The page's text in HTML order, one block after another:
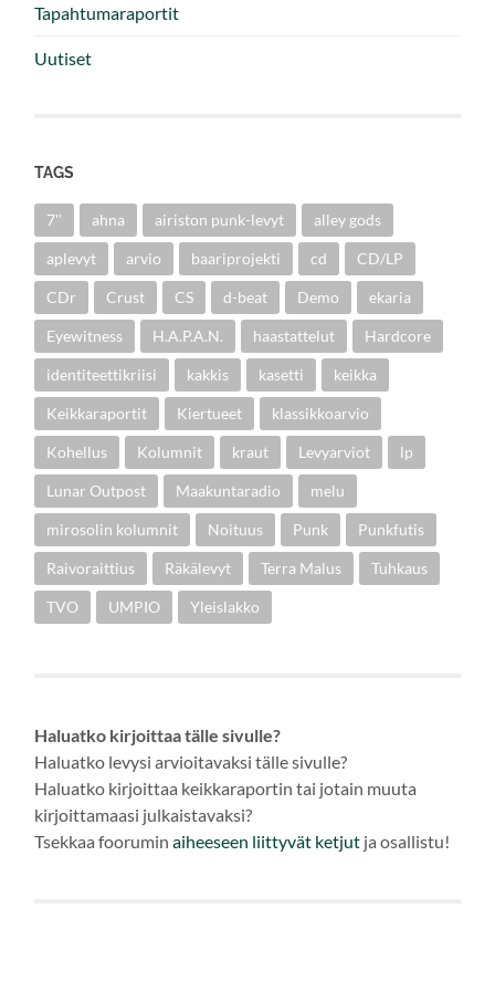
Tapahtumaraportit
Uutiset
TAGS
7'' ahna airiston punk-levyt alley gods
aplevyt arvio baariprojekti cd CD/LP
CDr Crust CS d-beat Demo ekaria
Eyewitness H.A.P.A.N. haastattelut Hardcore
identiteettikriisi kakkis kasetti keikka
Keikkaraportit Kiertueet klassikkoarvio
Kohellus Kolumnit kraut Levyarviot lp
Lunar Outpost Maakuntaradio melu
mirosolin kolumnit Noituus Punk Punkfutis
Raivoraittius Räkälevyt Terra Malus Tuhkaus
TVO UMPIO Yleislakko
Haluatko kirjoittaa tälle sivulle?
Haluatko levysi arvioitavaksi tälle sivulle?
Haluatko kirjoittaa keikkaraportin tai jotain muuta
kirjoittamaasi julkaistavaksi?
Tsekkaa fooruminaiheeseen liittyvät ketjut ja osallistu!